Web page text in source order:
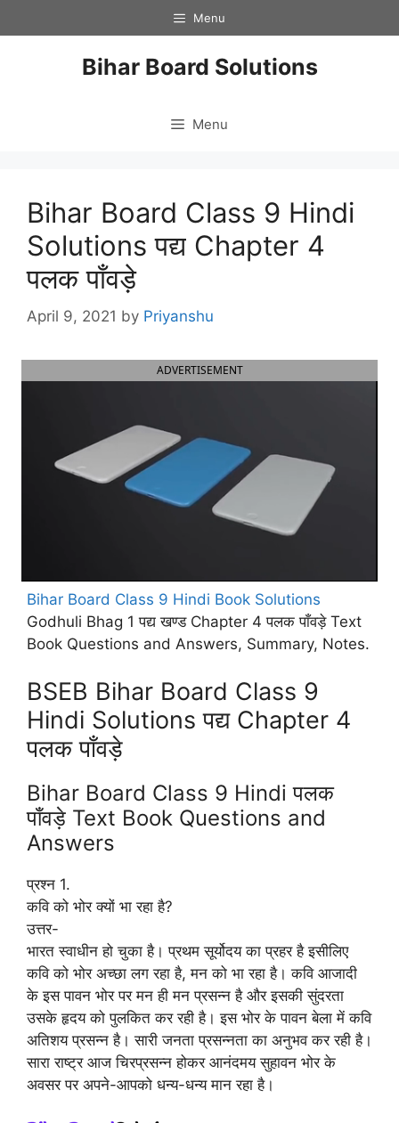
to
Menu
Bihar Board Solutions
Menu
Bihar Board Class 9 Hindi
Solutions पद्य Chapter 4
पलक पाँवड़े
April 9, 2021 by Priyanshu
ADVERTISEMENT
Bihar Board Class 9 Hindi Book Solutions
Godhuli Bhag 1 पद्य खण्ड Chapter 4 पलक पाँवड़े Text
Book Questions and Answers, Summary, Notes.
BSEB Bihar Board Class 9
Hindi Solutions पद्य Chapter 4
पलक पाँवड़े
Bihar Board Class 9 Hindi पलक
पाँवड़े Text Book Questions and
Answers
प्रश्न 1.
कवि को भोर क्यों भा रहा है?
उत्तर-
भारत स्वाधीन हो चुका है। प्रथम सूर्योदय का प्रहर है इसीलिए
कवि को भोर अच्छा लग रहा है, मन को भा रहा है। कवि आजादी
के इस पावन भोर पर मन ही मन प्रसन्न है और इसकी सुंदरता
उसके हृदय को पुलकित कर रही है। इस भोर के पावन बेला में कवि
अतिशय प्रसन्न है। सारी जनता प्रसन्नता का अनुभव कर रही है।
सारा राष्ट्र आज चिरप्रसन्न होकर आनंदमय सुहावन भोर के
अवसर पर अपने-आपको धन्य-धन्य मान रहा है।